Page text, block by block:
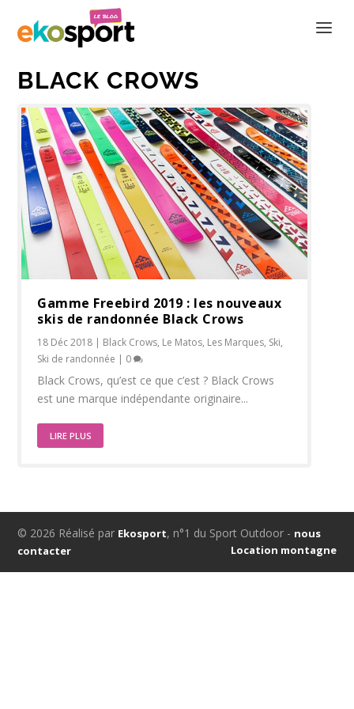
BLACK CROWS
Gamme Freebird 2019 : les nouveaux
skis de randonnée Black Crows
18 Déc 2018 | Black Crows, Le Matos, Les Marques, Ski,
Ski de randonnée | 0
Black Crows, qu’est ce que c’est ? Black Crows
est une marque indépendante originaire...
LIRE PLUS
© 2026 Réalisé par Ekosport, n°1 du Sport Outdoor - nous
contacter
Location montagne